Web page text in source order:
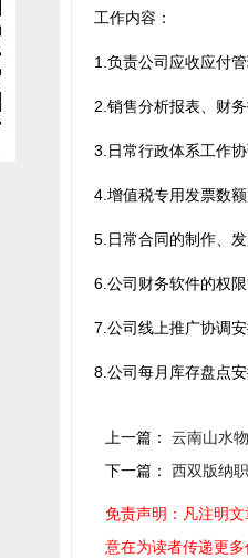
工作内容：
1.负责公司应收应付管
2.销售分析报表、财务
3.日常行政体系工作协
4.增值税专用发票数额
5.日常合同的制作、发
6.公司财务软件的权限
7.公司线上推广协调安
8.公司每月库存盘点安
上一篇： 云南山水
下一篇： 西双版纳
免责声明：凡注明
意在为读者传递更